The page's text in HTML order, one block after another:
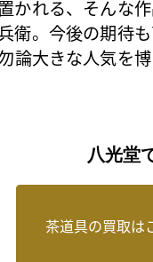
かれる、そんな
衛。今後の期待
論大きな人気を
八光堂
茶道具の買取は